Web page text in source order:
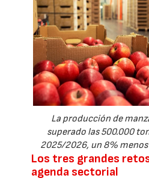
La producción de
superado las 500.000
2025/2026, un 8%
Los tres grandes
agenda sectorial